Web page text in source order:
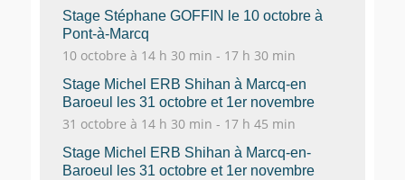
Stage Stéphane GOFFIN le 10 octobre à
Pont-à-Marcq
10 octobre à 14 h 30 min - 17 h 30 min
Stage Michel ERB Shihan à Marcq-en
Baroeul les 31 octobre et 1er novembre
31 octobre à 14 h 30 min - 17 h 45 min
Stage Michel ERB Shihan à Marcq-en-
Baroeul les 31 octobre et 1er novembre